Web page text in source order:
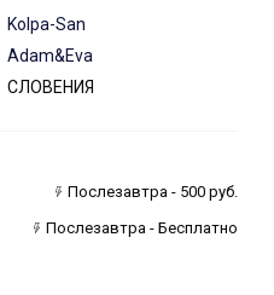
Kolpa-San
Adam&Eva
СЛОВЕНИЯ
Послезавтра - 500 руб.
Послезавтра - Бесплатно